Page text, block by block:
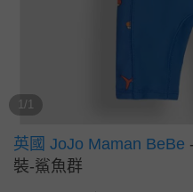
1/1
英國 JoJo Maman BeBe -
裝-鯊魚群